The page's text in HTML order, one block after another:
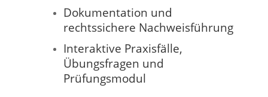
Dokumentation und
rechtssichere Nachweisführung
Interaktive Praxisfälle,
Übungsfragen und
Prüfungsmodul